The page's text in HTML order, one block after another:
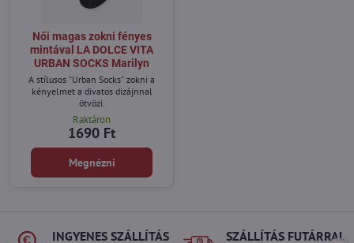
Női magas zokni fényes
mintával LA DOLCE VITA
URBAN SOCKS Marilyn
A stílusos "Urban Socks" zokni a
kényelmet a divatos dizájnnal
ötvözi.
Raktáron
1690 Ft
Megnézni
INGYENES SZÁLLÍTÁS SZÁLLÍTÁS FUTÁRRAL